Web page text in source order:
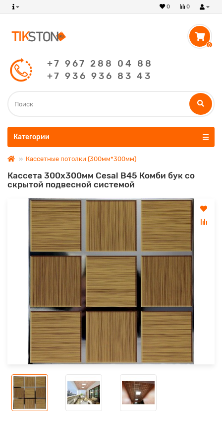
0
0
0
+7 967 288 04 88
+7 936 936 83 43
Категории
Кассетные потолки (300мм*300мм)
Кассета 300х300мм Cesal B45 Комби бук со
скрытой подвесной системой